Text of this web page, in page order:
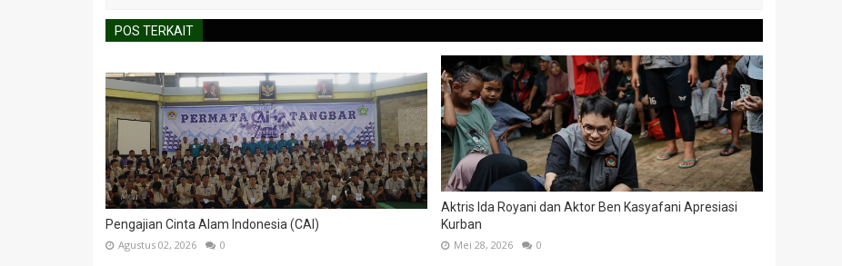
POS TERKAIT
Pengajian Cinta Alam Indonesia (CAI)
Agustus 02, 2026 0
Aktris Ida Royani dan Aktor Ben Kasyafani Apresiasi
Kurban
Mei 28, 2026 0